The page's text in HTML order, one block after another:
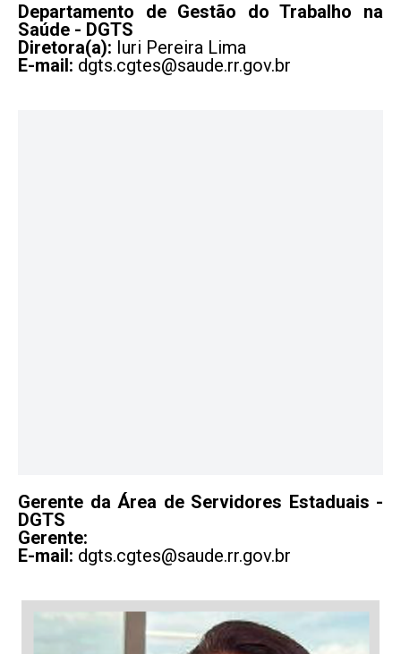
Departamento de Gestão do Trabalho na
Saúde - DGTS
Diretora(a): Iuri Pereira Lima
E-mail: dgts.cgtes@saude.rr.gov.br
Gerente da Área de Servidores Estaduais -
DGTS
Gerente:
E-mail: dgts.cgtes@saude.rr.gov.br